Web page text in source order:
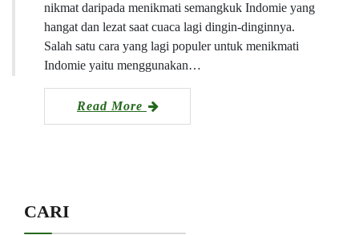
nikmat daripada menikmati semangkuk Indomie yang
hangat dan lezat saat cuaca lagi dingin-dinginnya.
Salah satu cara yang lagi populer untuk menikmati
Indomie yaitu menggunakan…
Read More
CARI